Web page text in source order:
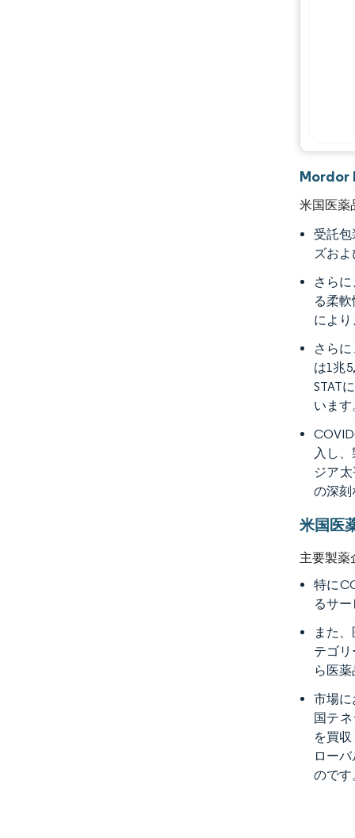
Mordor
米国医薬
受託
ズお
さら
る柔
によ
さら
は1兆
STAT
います
入し
ジア
の深刻
米国医
主要製薬
特に
るサ
また
テゴ
ら医
市場に
国テネ
を買
ロー
のです